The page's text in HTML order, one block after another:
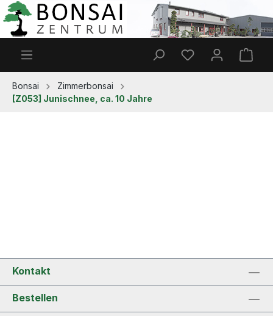
Zum Hauptinhalt springen
Du hast 0
Bonsai
Zimmerbonsai
[Z053] Junischnee, ca. 10 Jahre
Kontakt
Bestellen